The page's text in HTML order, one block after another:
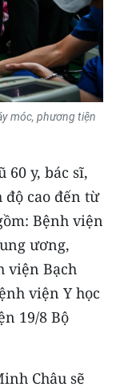
móc, phương tiện
60 y, bác sĩ,
cao đến từ
Bệnh viện
ương,
viện Bạch
viện Y học
19/8 Bộ
Châu sẽ